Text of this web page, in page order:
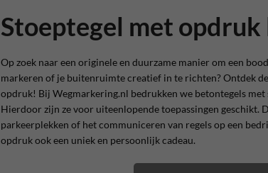
Stoeptegel met opdruk
Op zoek naar een originele en duurzame manier om een
markeren of je buitenruimte creatief in te richten? Ontdek
opdruk! Bij Wegmarkering.nl bedrukken we betontegels met
Hierdoor zijn ze voor uiteenlopende toepassingen geschikt.
parkeerplekken of het communiceren van regels op een
opdruk ook een uniek en persoonlijk cadeau.